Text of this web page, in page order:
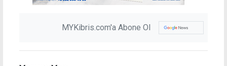
MYKibris.com'a Abone Ol